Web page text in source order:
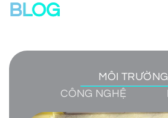
BLOG
MÔI TRƯỜNG
CÔNG NGHỆ